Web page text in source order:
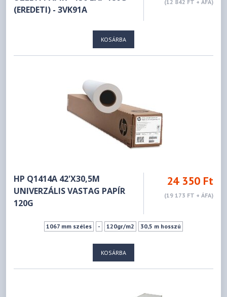
(EREDETI) - 3VK91A
(12 842 FT + ÁFA)
KOSÁRBA
HP Q1414A 42'X30,5M
UNIVERZÁLIS VASTAG PAPÍ­R
120G
24 350 Ft
(19 173 FT + ÁFA)
1067 mm széles - 120gr/m2 30,5 m hosszú
KOSÁRBA